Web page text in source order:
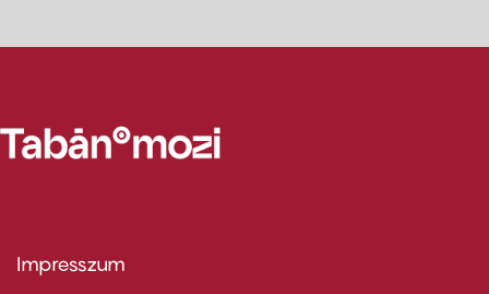
Footer
Impresszum